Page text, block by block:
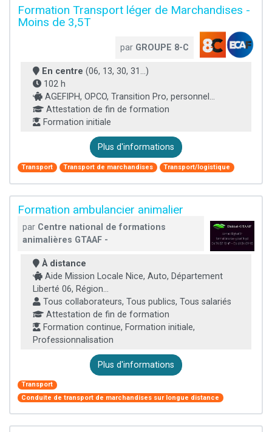
Formation Transport léger de Marchandises -
Moins de 3,5T
par GROUPE 8-C
En centre (06, 13, 30, 31...)
102 h
AGEFIPH, OPCO, Transition Pro, personnel...
Attestation de fin de formation
Formation initiale
Plus d'informations
Transport Transport de marchandises Transport/logistique
Formation ambulancier animalier
par Centre national de formations
animalières GTAAF -
À distance
Aide Mission Locale Nice, Auto, Département
Liberté 06, Région...
Tous collaborateurs, Tous publics, Tous salariés
Attestation de fin de formation
Formation continue, Formation initiale,
Professionnalisation
Plus d'informations
Transport
Conduite de transport de marchandises sur longue distance